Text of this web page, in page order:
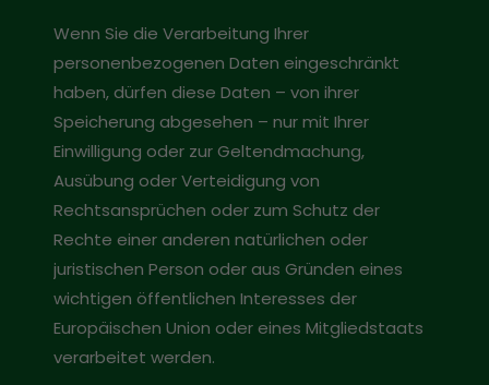
Wenn Sie die Verarbeitung Ihrer
personenbezogenen Daten eingeschränkt
haben, dürfen diese Daten – von ihrer
Speicherung abgesehen – nur mit Ihrer
Einwilligung oder zur Geltendmachung,
Ausübung oder Verteidigung von
Rechtsansprüchen oder zum Schutz der
Rechte einer anderen natürlichen oder
juristischen Person oder aus Gründen eines
wichtigen öffentlichen Interesses der
Europäischen Union oder eines Mitgliedstaats
verarbeitet werden.